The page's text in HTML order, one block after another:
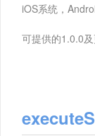
iOS系统，
可提供的1.0.0